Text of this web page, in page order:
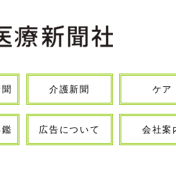
介護新聞 ケア
広告について 会社案